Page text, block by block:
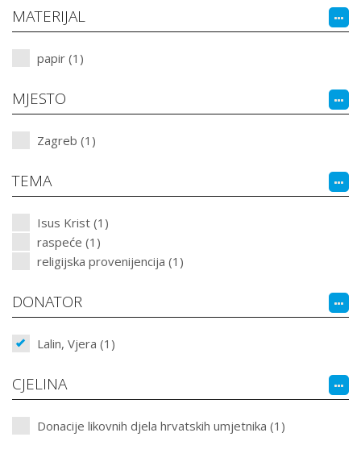
MATERIJAL
papir (1)
MJESTO
Zagreb (1)
TEMA
Isus Krist (1)
raspeće (1)
religijska provenijencija (1)
DONATOR
Lalin, Vjera (1)
CJELINA
Donacije likovnih djela hrvatskih umjetnika (1)